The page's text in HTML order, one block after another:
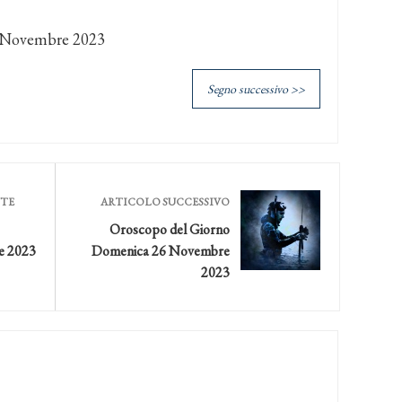
2023
Segno successivo >>
2023
ARTICOLO SUCCESSIVO
Oroscopo del Giorno
Domenica 26 Novembre
2023